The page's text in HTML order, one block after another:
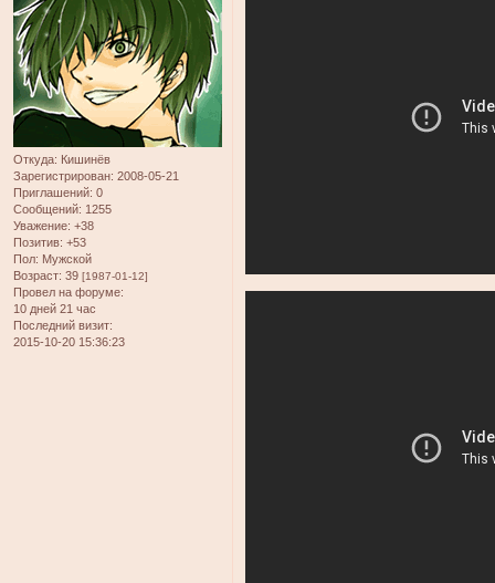
Откуда: Кишинёв
Зарегистрирован: 2008-05-21
Приглашений: 0
Сообщений: 1255
Уважение: +38
Позитив: +53
Пол: Мужской
Возраст: 39 [1987-01-12]
Провел на форуме:
10 дней 21 час
Последний визит:
2015-10-20 15:36:23